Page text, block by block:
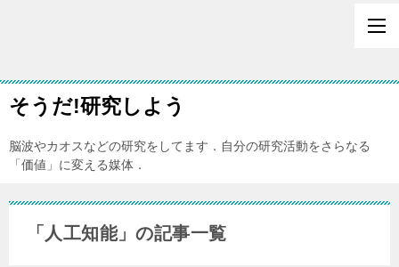
そうだ!研究しよう
脳波やカオスなどの研究をしてます．自分の研究活動をさらなる
「価値」に変える媒体．
「人工知能」の記事一覧